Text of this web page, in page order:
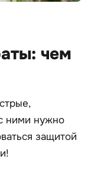
чем
ними нужно
защитой